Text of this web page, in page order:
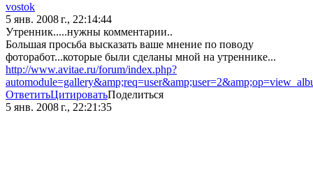
vostok
5 янв. 2008 г., 22:14:44
Утренник.....нужны комментарии..
Большая просьба высказать ваше мнение по поводу
фоторабот...которые были сделаны мной на утреннике...
http://www.avitae.ru/forum/index.php?
ОтветитьЦитироватьПоделиться
5 янв. 2008 г., 22:21:35